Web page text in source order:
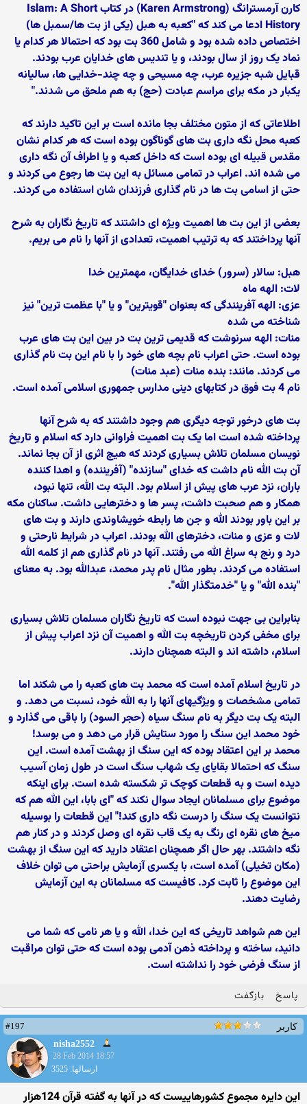
کارن آرمسترانگ (Karen Armstrong) در کتاب Islam: A Short
History ادعا می کند که "کعبه به هبل (یکی از بت ها/سمبل ها)
اختصاص داده شده بود و شامل 360 بت بود که احتمالا هر کدام یا
نماد یک روز از سال بودند، و یا تندیس های خدایان عرب بودند.
قبایل شبه جزیره عرب، چه مسیحی و چه چند-خدایی ها، سالیانه
یکبار در مکه برای مراسم عبادت (حج) به هم ملحق می شدند."
اطلاعاتی که از متون مختلف بجا مانده است بر این تاکید دارند که
کعبه محل نگه داری بت های گوناگون بوده است که هر کدام نشان
مقدس قبیله ای بوده است که داخل کعبه و یا اطراف آن نگه داری
می شده اند. اعراب در تمامی مسائل به این بت ها رجوع می کردند و
حتی از اسامی بت ها در نام گذاری فرزندان شان استفاده می کردند.
بعضی از این بت ها اهمیت ویژه ای داشتند که تاریخ نگاران به شرح
آنها پرداختند که به ترتیب اهمیت، تعدادی از آنها را نام می بریم.
هبل: سالار (سرور) خدای خدایگان، مهمترین خدا
لات: الهه ماه
عزی: الهه آفرینندگی که بعنوان "قویترین" و یا "با عظمت ترین" نیز
شناخته می شده
منات: الهه سرنوشت که قدیمی ترین بت در بین این بت های عرب
بوده است. حتی اعراب نام بچه های خود را با نام این بت نام گذاری
می کردند. مانند: بنده منات (عبد منات)
نام 4 بت فوق در کتابهای دینی مدارس جمهوری اسلامی آمده است.
بت های درخور توجه دیگری هم وجود داشتند که به شرح آنها
پرداخته شده است اما یک بت اهمیت فراوانی دارد که اسلام و تاریخ
نویسان مسلمان تلاش بسیاری کردند که هیچ اثری از آن بجا نماند.
آن بت الله نام داشت که خدای "سازنده" (آفریننده) و اهدا کننده
باران، نزد عرب های پیش از اسلام بود. البته بت الله، تنها نبود،
همکار و هم صحبت داشت، پسر ها و دخترهایی داشت. ساکنان مکه
بر این باور بودند الله و جن ها رابطه خویشاوندی دارند و بت های
لات و عزی و منات، دخترهای الله بودند. اعراب در شرایط نارحتی و
درد و رنج به سراغ الله می رفتند. آنها در نام گذاری هم از کلمه الله
استفاده می کردند. بطور مثال نام پدر محمد، عبدالله بود. به معنای
"بنده الله" و یا "خدمتگذار الله".
بنابراین بی جهت نبوده است که تاریخ نگاران مسلمان تلاش بسیاری
برای مخفی کردن تاریخچه بت الله و اهمیت آن نزد اعراب پیش از
اسلام، داشته اند و البته همچنان دارند.
در تاریخ اسلام آمده است که محمد بت های کعبه را می شکند اما
تمامی مشخصات و ویژگیهای آنها را به الله خود، نسبت می دهد. و
البته یک بت دیگر به نام سنگ سیاه (حجر السود) را باقی می گذارد و
خود محمد این سنگ را مورد ستایش قرار می دهد و می بوسد!
محمد بر این اعتقاد بوده که این سنگ از بهشت آمده است. این
سنگ که احتمالا بقایای یک شهاب سنگ است در طول زمان آسیب
دیده است و به قطعات کوچک تر شکسته شده است. برای اینکه
موضوع برای مسلمانان ایجاد سوال نکند که "ای بابا، این الله هم که
نتوانست یک سنگ را درست نگه داری کند!" این قطعات را بوسیله
میخ های نقره ای رنگ به یک قاب نقره ای وصل کردند و در کنار هم
نگه داشتند. بهر حال اگر همچنان اعتقاد دارید که این سنگ از بهشت
(مکان تخیلی) آمده است، با یکسری آزمایش براحتی می توان خلاف
این موضوع را ثابت کرد. کافیست که مسلمانان به این آزمایش
رضایت دهند.
این هم شواهد تاریخی که این خدا، الله و یا هر نامی که شما می
دانید، ساخته و پرداخته ذهن آدمی بوده است که حتی توان مراقبت
از سنگ فرضی خود را نداشته است.
پاسخ بازگفت
کاربر
#197
nisha2552
28 Feb 2014 18:57
ارسالها: 3525
این دایره مجموع کشورهاییست که در آنها به گفته قرآن 124هزار